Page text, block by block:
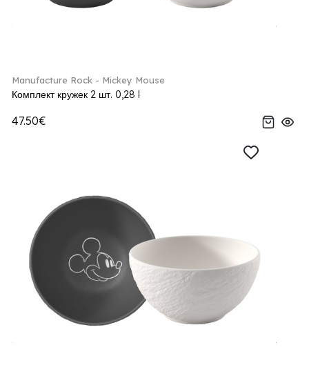
Manufacture Rock - Mickey Mouse
Комплект кружек 2 шт. 0,28 l
47.50€